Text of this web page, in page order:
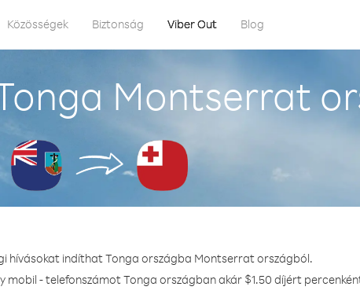
Közösségek Biztonság Viber Out Blog
Montserrat
hívásokat indíthat Tonga országba Montserrat országból.
mobil - telefonszámot Tonga országban akár $1.50 díjért